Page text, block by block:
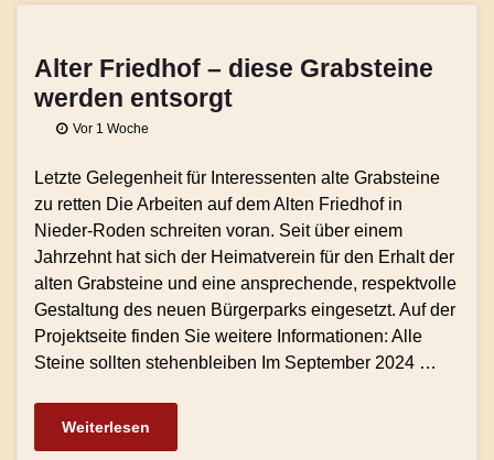
Alter Friedhof – diese Grabsteine
werden entsorgt
Vor 1 Woche
Letzte Gelegenheit für Interessenten alte Grabsteine
zu retten Die Arbeiten auf dem Alten Friedhof in
Nieder-Roden schreiten voran. Seit über einem
Jahrzehnt hat sich der Heimatverein für den Erhalt der
alten Grabsteine und eine ansprechende, respektvolle
Gestaltung des neuen Bürgerparks eingesetzt. Auf der
Projektseite finden Sie weitere Informationen: Alle
Steine sollten stehenbleiben Im September 2024 …
Weiterlesen